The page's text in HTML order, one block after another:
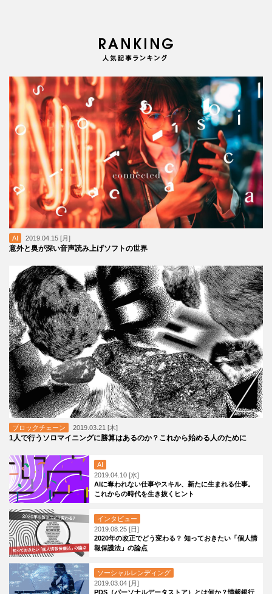
AI 2019.04.15 [月]
意外と奥が深い音声読み上げソフトの世界
ブロックチェーン 2019.03.21 [木]
1人で行うソロマイニングに勝算はあるのか？これから始める人のために
AI
2019.04.10 [水]
AIに奪われない仕事やスキル、新たに生まれる仕事。
これからの時代を生き抜くヒント
インタビュー
2019.08.25 [日]
2020年の改正でどう変わる？ 知っておきたい「個人情
報保護法」の論点
ソーシャルレンディング
2019.03.04 [月]
PDS（パーソナルデータストア）とは何か？情報銀行